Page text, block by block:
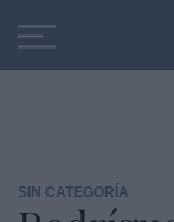
SIN CATEGORÍA